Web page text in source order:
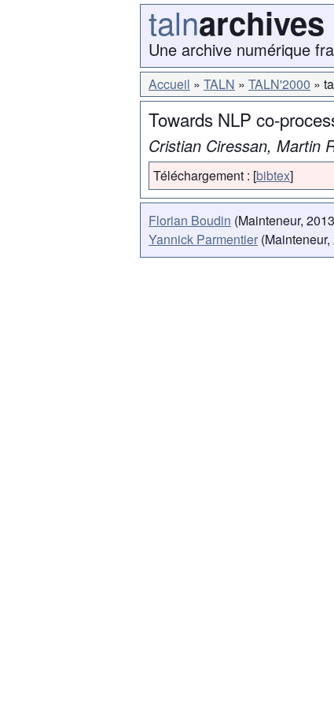
talnarchives
Une archive numérique
Accueil TALN TALN'2000
Towards NLP co-
Cristian Ciressan, Martin
Téléchargement : [bibtex]
Florian Boudin (Mainteneur,
Yannick Parmentier (Mainteneur,